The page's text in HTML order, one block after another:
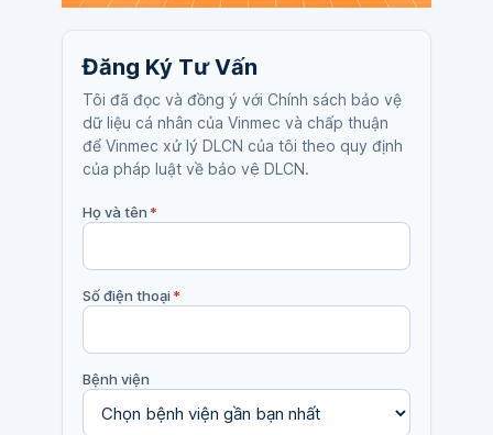
Đăng Ký Tư Vấn
Tôi đã đọc và đồng ý với Chính sách bảo vệ
dữ liệu cá nhân của Vinmec và chấp thuận
để Vinmec xử lý DLCN của tôi theo quy định
của pháp luật về bảo vệ DLCN.
Họ và tên*
Số điện thoại*
Bệnh viện